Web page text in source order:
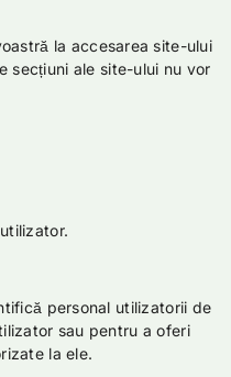
la accesarea site-ului
secțiuni ale site-ului nu vor
personal utilizatorii de
sau pentru a oferi
la ele.